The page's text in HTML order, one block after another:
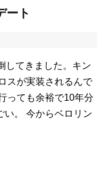
ート
してきました。キン
スが実装されるんで
っても余裕で10年分
。
今からベロリン